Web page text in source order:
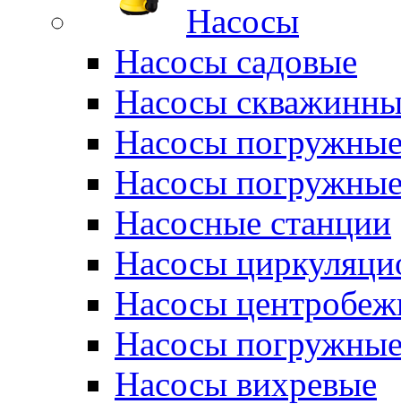
Насосы
Насосы садовые
Насосы
Насосы
Насосы
Насосные станции
Насосы
Насосы
Насосы
Насосы вихревые